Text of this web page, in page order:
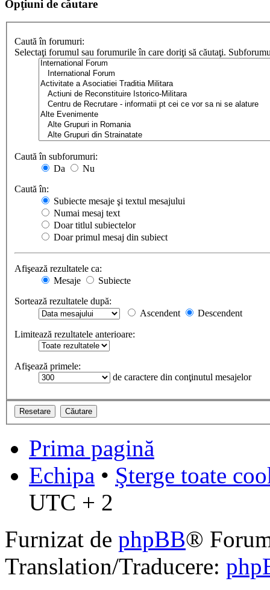
Opţiuni de căutare
Caută în forumuri:
Selectaţi forumul sau forumurile în care doriţi să căutaţi.
Caută în subforumuri:
Da
Nu
Caută în:
Subiecte mesaje şi textul mesajului
Numai mesaj text
Doar titlul subiectelor
Doar primul mesaj din subiect
Afişează rezultatele ca:
Mesaje
Subiecte
Sortează rezultatele după:
Ascendent
Descendent
Limitează rezultatele anterioare:
Afişează primele:
de caractere din conţinutul mesajelor
Prima pagină
Echipa • Şterge toate
UTC + 2
Furnizat de phpBB®
Translation/Traducere: